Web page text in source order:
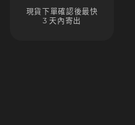
現貨下單確認後最快
3 天內寄出